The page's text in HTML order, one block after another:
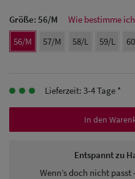
Herren Caps
Herren
Herren UV-
Schutz Caps
Sonnenschilder
Größe: 56/M
Wie bestimme
56/M
57/M 58/L 59/L
Lieferzeit: 3-4 Tage *
In den
Entspannt zu
Wenn’s doch nicht